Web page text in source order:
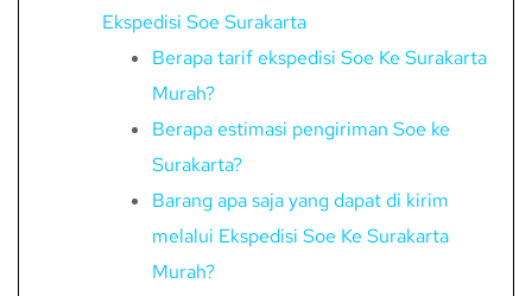
Ekspedisi Soe Surakarta
Berapa tarif ekspedisi Soe Ke Surakarta
Murah?
Berapa estimasi pengiriman Soe ke
Surakarta?
Barang apa saja yang dapat di kirim
melalui Ekspedisi Soe Ke Surakarta
Murah?